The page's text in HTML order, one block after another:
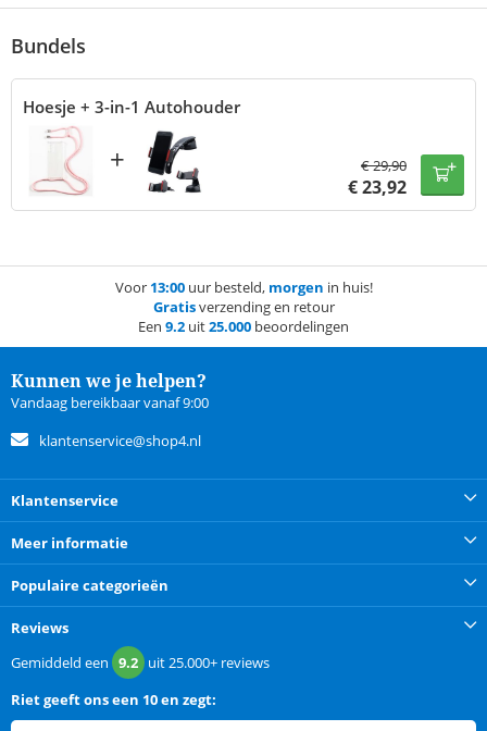
Bundels
Hoesje + 3-in-1 Autohouder
+ €29,90
€23,92
Voor 13:00uur besteld, morgen in huis!
Gratisverzending en retour
Een 9.2 uit25.000 beoordelingen
Kunnen we je helpen?
Vandaag bereikbaar vanaf 9:00
klantenservice@shop4.nl
Klantenservice
Meer informatie
Populaire categorieën
Reviews
Gemiddeld een 9.2 uit25.000+ reviews
Rietgeeft ons een 10 en zegt: